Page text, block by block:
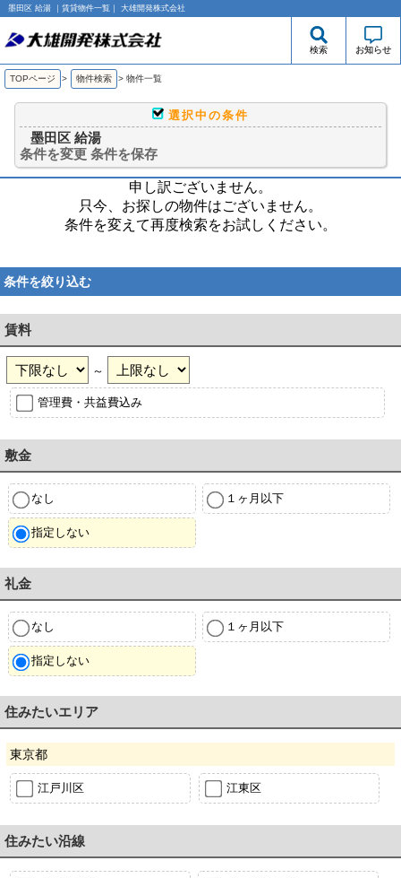
墨田区 給湯 ｜賃貸物件一覧｜ 大雄開発株式会社
検索 お知らせ
TOPページ > 物件検索 > 物件一覧
選択中の条件
墨田区 給湯
条件を変更 条件を保存
申し訳ございません。
只今、お探しの物件はございません。
条件を変えて再度検索をお試しください。
条件を絞り込む
賃料
～
管理費・共益費込み
敷金
なし １ヶ月以下
指定しない
礼金
なし １ヶ月以下
指定しない
住みたいエリア
東京都
江戸川区 江東区
住みたい沿線